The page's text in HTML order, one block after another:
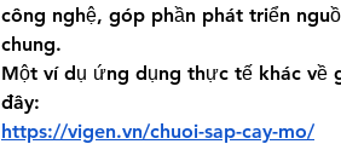
công nghệ, góp phần phát triển
chung.
Một ví dụ ứng dụng thực tế khác về
đây:
https://vigen.vn/chuoi-sap-cay-mo/